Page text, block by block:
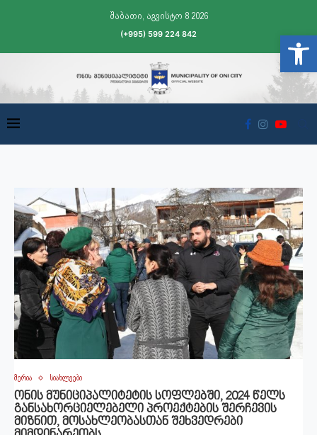
შაბათი, აგვისტო 8 2026
(+995) 599 224 842
მერია სიახლეები
ონის მუნიციპალიტეტის სოფლებში, 2024 წელს
განსახორციელებელი პროექტების შერჩევის
მიზნით, მოსახლეობასთან შეხვედრები